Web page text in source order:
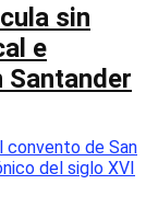
sin
e
Santander